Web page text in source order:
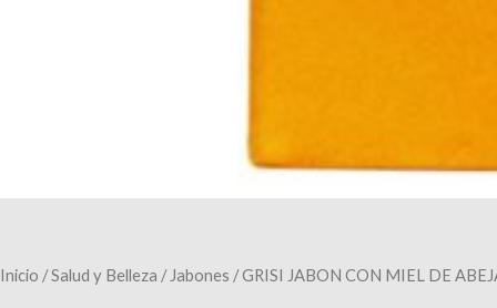
Inicio /Salud y Belleza / Jabones / GRISI JABON CON MIEL DE